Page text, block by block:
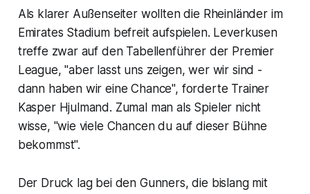
Als klarer Außenseiter wollten die Rheinländer im
Emirates Stadium befreit aufspielen. Leverkusen
treffe zwar auf den Tabellenführer der Premier
League, "aber lasst uns zeigen, wer wir sind -
dann haben wir eine Chance", forderte Trainer
Kasper Hjulmand. Zumal man als Spieler nicht
wisse, "wie viele Chancen du auf dieser Bühne
bekommst".
Der Druck lag bei den Gunners, die bislang mit